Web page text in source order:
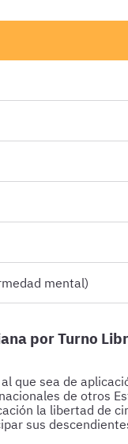
mental)
por Turno
que sea de
de otros
la libertad de
sus